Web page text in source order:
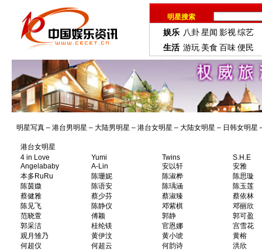
明星搜索
娱乐 八卦星闻 影视综艺
生活 游玩 美食 百味便民
明星写真 – 港台男明星 – 大陆男明星 – 港台女明星 – 大陆女明星 – 日韩女明星
港台女明星
4 in Love
Yumi Twins
S.H.E
Angelababy
A-Lin 安以轩
安雅
本多RuRu
陈珊妮 陈淑桦
陈思璇
陈茵媺
陈语安 陈瑀涵
陈玉莲
蔡健雅
蔡少芬 蔡淑臻
蔡依林
陈见飞
陈静仪 邓紫棋
邓丽欣
范晓萱
傅颖 郭静
郭可盈
郭采洁
桂纶镁 官恩娜
宫雪花
观月雏乃
黄伊汶 黄小琥
黄榕
何超仪
何超云 何韵诗
洪欣